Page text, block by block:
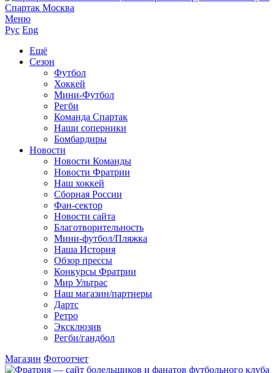
Меню
Рус Eng
Ещё
Сезон
Футбол
Хоккей
Мини-Футбол
Регби
Команда Спартак
Наши соперники
Бомбардиры
Новости
Новости Команды
Новости Фратрии
Наш хоккей
Сборная России
Фан-cектор
Новости сайта
Благотворительность
Мини-футбол/Пляжка
Наша История
Обзор прессы
Конкурсы Фратрии
Мир Ультрас
Наш магазин/партнеры
Дартс
Ретро
Эксклюзив
Регби/гандбол
Магазин Фотоотчет